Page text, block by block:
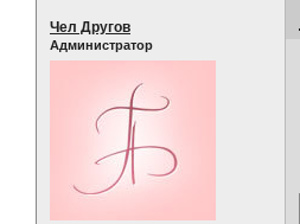
Чел Другов
Администратор